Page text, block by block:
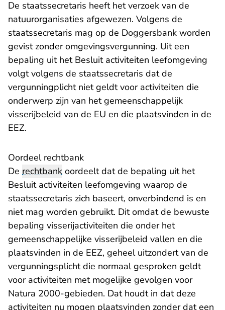
De staatssecretaris heeft het verzoek van de
natuurorganisaties afgewezen. Volgens de
staatssecretaris mag op de Doggersbank worden
gevist zonder omgevingsvergunning. Uit een
bepaling uit het Besluit activiteiten leefomgeving
volgt volgens de staatssecretaris dat de
vergunningplicht niet geldt voor activiteiten die
onderwerp zijn van het gemeenschappelijk
visserijbeleid van de EU en die plaatsvinden in de
EEZ.
Oordeel rechtbank
De rechtbank oordeelt dat de bepaling uit het
Besluit activiteiten leefomgeving waarop de
staatssecretaris zich baseert, onverbindend is en
niet mag worden gebruikt. Dit omdat de bewuste
bepaling visserijactiviteiten die onder het
gemeenschappelijke visserijbeleid vallen en die
plaatsvinden in de EEZ, geheel uitzondert van de
vergunningsplicht die normaal gesproken geldt
voor activiteiten met mogelijke gevolgen voor
Natura 2000-gebieden. Dat houdt in dat deze
activiteiten nu mogen plaatsvinden zonder dat een